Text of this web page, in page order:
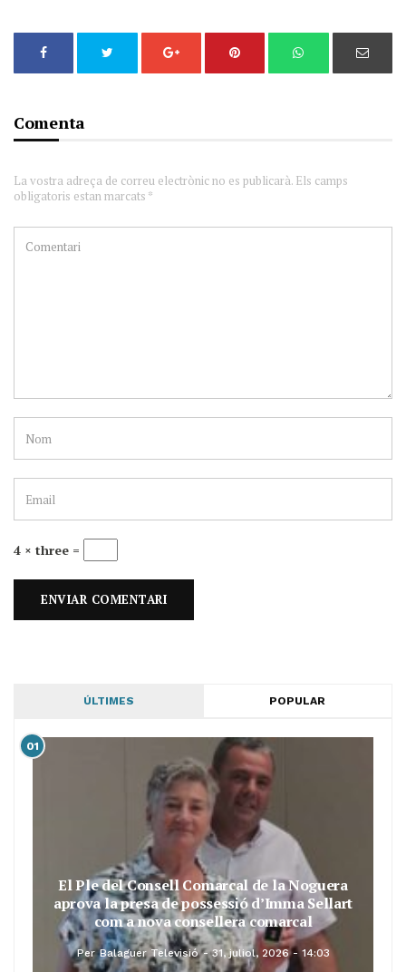
Comenta
La vostra adreça de correu electrònic no es publicarà. Els camps
obligatoris estan marcats *
4 × three =
ÚLTIMES POPULAR
01
El Ple del Consell Comarcal de la Noguera
aprova la presa de possessió d’Imma Sellart
com a nova consellera comarcal
Per Balaguer Televisió 31, juliol, 2026 - 14:03